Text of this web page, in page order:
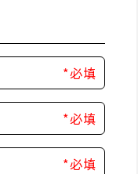
*必填
*必填
*必填